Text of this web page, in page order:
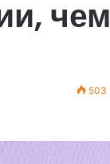
чем
503